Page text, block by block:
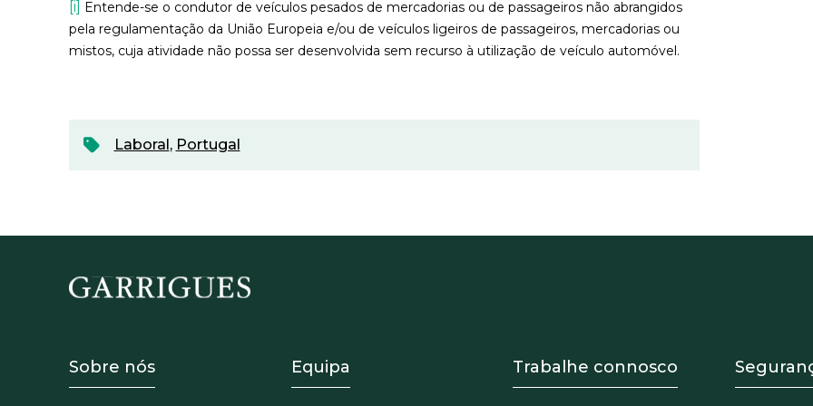
[i] Entende-se o condutor de veículos pesados de mercadorias ou de passageiros não abrangidos
pela regulamentação da União Europeia e/ou de veículos ligeiros de passageiros, mercadorias ou
mistos, cuja atividade não possa ser desenvolvida sem recurso à utilização de veículo automóvel.
Laboral, Portugal
Footer - Sobre Nosotros
Sobre nós Footer - Equipo
Equipa Footer - Trabaja con
Trabalhe connosco